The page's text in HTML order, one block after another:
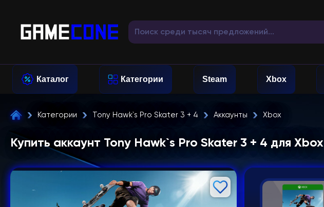
Каталог Категории Steam Xbox
Категории Tony Hawk`s Pro Skater 3 + 4 Аккаунты Xbox
Купить аккаунт Tony Hawk`s Pro Skater 3 + 4 для Xbox